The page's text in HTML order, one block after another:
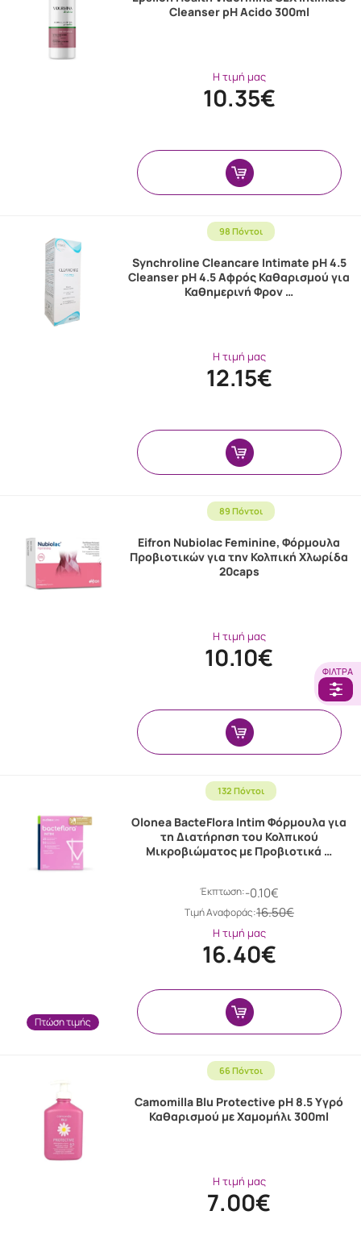
ΦΊΛΤΡΑ
Cleanser pH Acido 300ml
Η τιμή μας
10.35€
98 Πόντοι
Synchroline Cleancare Intimate pH 4.5
Cleanser pH 4.5 Αφρός Καθαρισμού για
Καθημερινή Φρον …
Η τιμή μας
12.15€
89 Πόντοι
Eifron Nubiolac Feminine, Φόρμουλα
Προβιοτικών για την Κολπική Χλωρίδα
20caps
Η τιμή μας
10.10€
132 Πόντοι
Πτώση τιμής
Olonea BacteFlora Intim Φόρμουλα για
τη Διατήρηση του Κολπικού
Μικροβιώματος με Προβιοτικά …
Έκπτωση:-0.10€
Tιμή Αναφοράς:16.50€
Η τιμή μας
16.40€
66 Πόντοι
Camomilla Blu Protective pH 8.5 Υγρό
Καθαρισμού με Χαμομήλι 300ml
Η τιμή μας
7.00€